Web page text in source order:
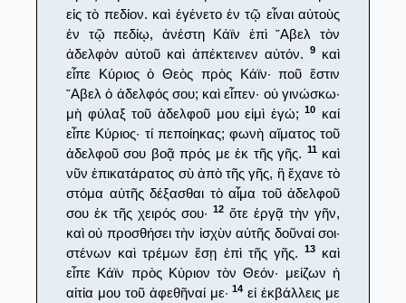
εἰς τὸ πεδίον. καὶ ἐγένετο ἐν τῷ εἶναι αὐτοὺς
ἐν τῷ πεδίῳ, ἀνέστη Κάϊν ἐπὶ ῎Αβελ τὸν
ἀδελφὸν αὐτοῦ καὶ ἀπέκτεινεν αὐτόν.
9καὶ
εἶπε Κύριος ὁ Θεὸς πρὸς Κάϊν· ποῦ ἔστιν
῎Αβελ ὁ ἀδελφός σου; καὶ εἶπεν· οὐ γινώσκω·
μὴ φύλαξ τοῦ ἀδελφοῦ μου εἰμὶ ἐγώ;10
καί
εἶπε Κύριος· τί πεποίηκας; φωνὴ αἵματος τοῦ
ἀδελφοῦ σου βοᾷ πρός με ἐκ τῆς γῆς. 11καὶ
νῦν ἐπικατάρατος σὺ ἀπὸ τῆς γῆς, ἣ ἔχανε τὸ
στόμα αὐτῆς δέξασθαι τὸ αἷμα τοῦ ἀδελφοῦ
σου ἐκ τῆς χειρός σου· 12 ὅτε ἐργᾷ τὴν γῆν,
καὶ οὐ προσθήσει τὴν ἰσχὺν αὐτῆς δοῦναί σοι·
στένων καὶ τρέμων ἔσῃ ἐπὶ τῆς γῆς.
13καὶ
εἶπε Κάϊν πρὸς Κύριον τὸν Θεόν· μείζων ἡ
αἰτία μου τοῦ ἀφεθῆναί με·14 εἰ ἐκβάλλεις με